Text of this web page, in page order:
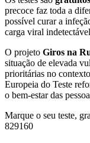
precoce faz toda a
possível curar a
carga viral
O projeto Giros na
situação de elevada
prioritárias no
Europeia do Teste
o bem-estar das
Marque o seu teste,
829160